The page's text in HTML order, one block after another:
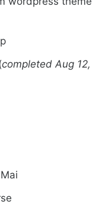
completed Aug 12,